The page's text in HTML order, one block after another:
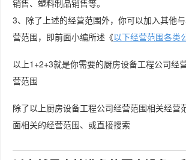
销售、塑料制品销售等。
3、除了上述的经营范围外，你可以加入其他
营范围，即前面小编所述《以下经营范围各类
以上1+2+3就是你需要的厨房设备工程公司经
营范围
除了以上厨房设备工程公司经营范围相关经营
面相关的经营范围、或直接搜索